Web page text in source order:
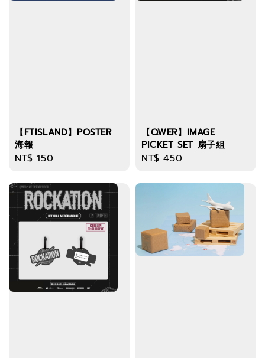
【FTISLAND】POSTER
海報
Regular
NT$ 150
【QWER】IMAGE
PICKET SET 扇子組
Regular
NT$ 450